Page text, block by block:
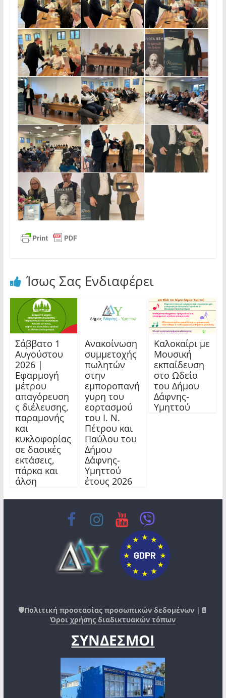
Ίσως Σας Ενδιαφέρει
Σάββατο 1
Αυγούστου
2026 |
Εφαρμογή
μέτρου
απαγόρευση
ς διέλευσης,
παραμονής
και
κυκλοφορίας
σε δασικές
εκτάσεις,
πάρκα και
άλση
Ανακοίνωση
συμμετοχής
πωλητών
στην
εμποροπανή
γυρη του
εορτασμού
του Ι. Ν.
Πέτρου και
Παύλου του
Δήμου
Δάφνης-
Υμηττού
έτους 2026
Καλοκαίρι με
Μουσική
εκπαίδευση
στο Ωδείο
του Δήμου
Δάφνης-
Υμηττού
🛡️Πολιτική προστασίας προσωπικών δεδομένων |📄
Όροι χρήσης διαδικτυακών τόπων
ΣΥΝΔΕΣΜΟΙ